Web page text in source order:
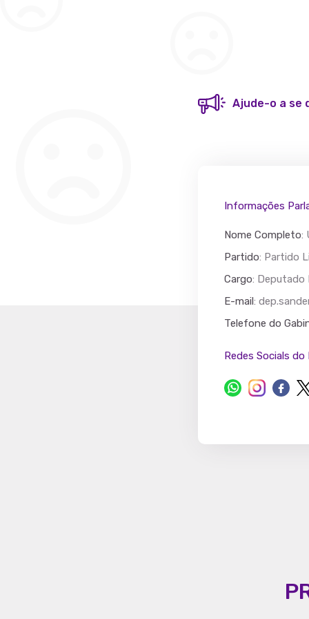
Ajude-o a se
Informações
Nome Completo:
Partido: Partido
Cargo: Deputado
E-mail:
Telefone do
Redes Socials do
Partido